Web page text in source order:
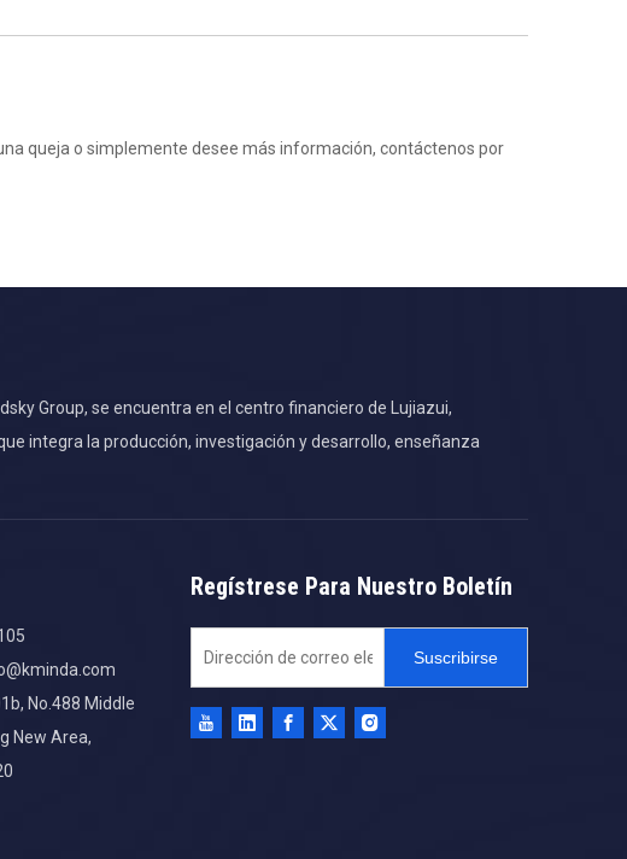
queja o simplemente desee más información, contáctenos por
Group, se encuentra en el centro financiero de Lujiazui,
integra la producción, investigación y desarrollo, enseñanza
No.488 Middle
New Area,
Regístrese Para Nuestro Boletín
Suscribirse